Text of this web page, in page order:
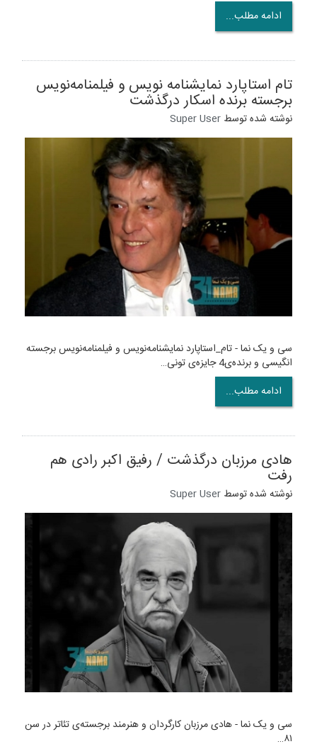
ادامه مطلب...
تام استاپارد نمایشنامه نویس و فیلمنامه‌نویس
برجسته برنده اسکار درگذشت
نوشته شده توسط Super User
سی و یک نما - تام_استاپارد نمایشنامه‌نویس و فیلمنامه‌نویس برجسته
انگیسی و برنده‌ی4 جایزه‌ی تونی…
ادامه مطلب...
هادی مرزبان درگذشت / رفیق اکبر رادی هم
رفت
نوشته شده توسط Super User
سی و یک نما - هادی مرزبان کارگردان و هنرمند برجسته‌ی تئاتر در سن
۸۱…